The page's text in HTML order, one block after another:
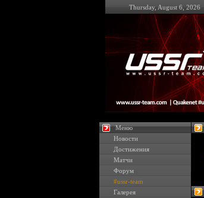
Thursday, August 6, 2026
Меню
Новости
Достижения
Матчи
Форум
#ussr-team
Галерея